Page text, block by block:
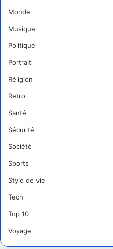
Monde
Musique
Politique
Portrait
Réligion
Retro
Santé
Sécurité
Société
Sports
Style de vie
Tech
Top 10
Voyage